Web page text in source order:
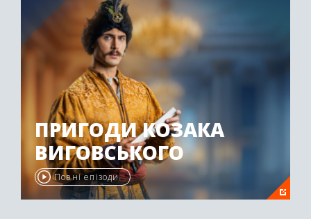
ПРИГОДИ КОЗАКА
ВИГОВСЬКОГО
Повні епізоди